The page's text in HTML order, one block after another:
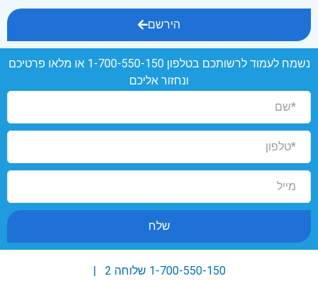
הירשם
נשמח לעמוד לרשותכם בטלפון1-700-550-150 או מלאו פרטיכם
ונחזור אליכם
שלח
1-700-550-150 שלוחה 2 |